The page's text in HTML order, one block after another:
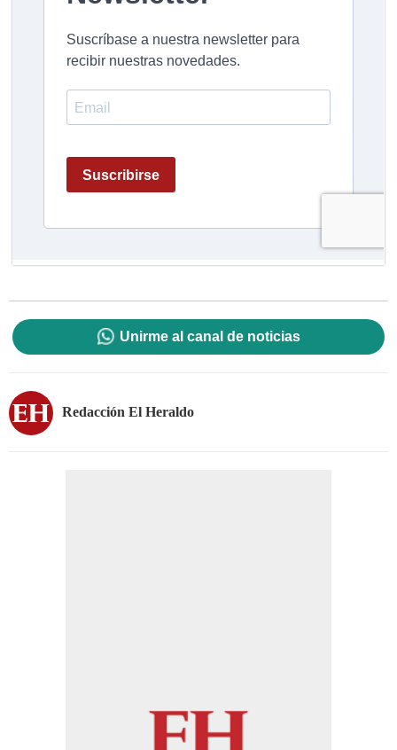
Unirme al canal de noticias
Redacción El Heraldo